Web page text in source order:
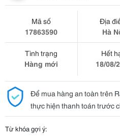
Mã số
17863590
Địa
Hà
Tình trạng
Hàng mới
Hết
18/08/
Để mua hàng an toàn trên
thực hiện thanh toán trước
Từ khóa gợi ý: